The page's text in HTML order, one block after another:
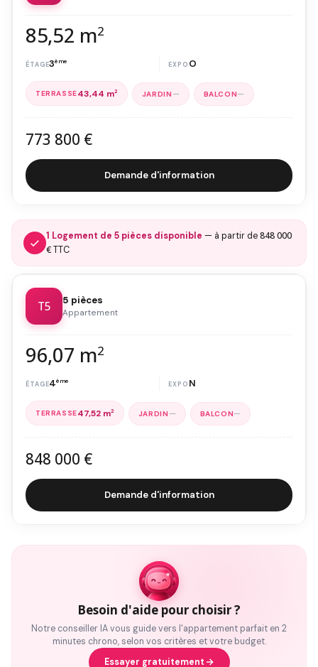
85,52 m2
3ème O
43,44 m2 — —
773 800 €
Demande d'information
1 Logement de 5 pièces disponible — à partir de848 000
€TTC
T5 5 pièces
Appartement
96,07 m2
4ème N
47,52 m2 — —
848 000 €
Demande d'information
Besoin d'aide pour choisir ?
Notre conseiller IA vous guide vers l'appartement parfait en 2
minutes chrono, selon vos critères et votre budget.
Essayer gratuitement